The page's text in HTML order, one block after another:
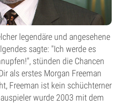
legendäre und angesehene
sagte: "Ich werde es
stünden die Chancen
als erstes Morgan Freeman
Freeman ist kein schüchterner
wurde 2003 mit dem